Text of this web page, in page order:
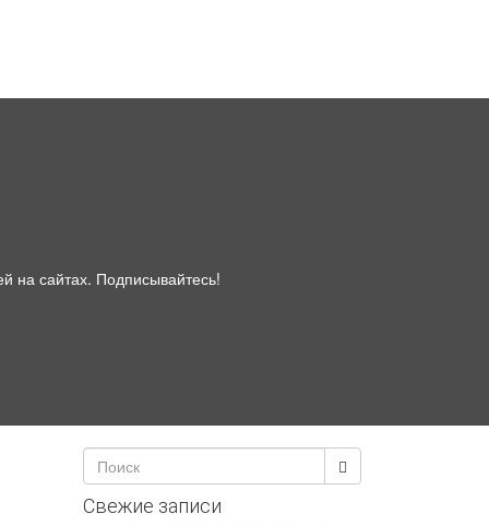
на сайтах. Подписывайтесь!
Свежие записи